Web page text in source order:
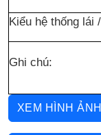
Kiểu hệ thống lái
Ghi chú:
XEM HÌNH ẢNH